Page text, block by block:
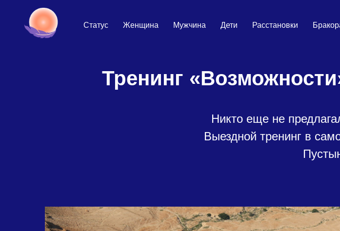
Статус Женщина Мужчина Дети Расстановки
Тренинг
Никто еще не
Выездной тренинг в